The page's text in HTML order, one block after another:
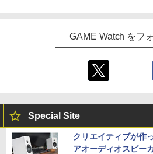
GAME Watch をフ
Special Site
クリエイティブが作
アオーディオスピー